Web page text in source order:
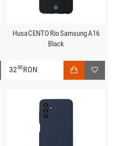
Husa CENTO Rio Samsung A16
Black
3290RON